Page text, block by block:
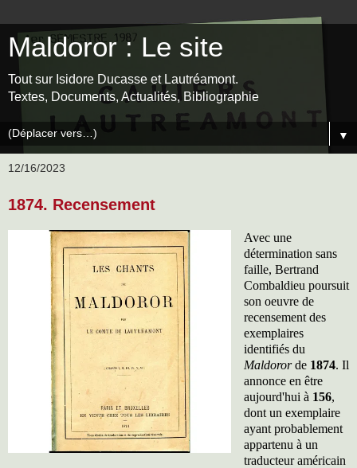
Maldoror : Le site
Tout sur Isidore Ducasse et Lautréamont.
Textes, Documents, Actualités, Bibliographie
▼
12/16/2023
1874. Recensement
Avec une
détermination sans
faille, Bertrand
Combaldieu poursuit
son oeuvre de
recensement des
exemplaires
identifiés du
Maldororde 1874. Il
annonce en être
aujourd'hui à 156,
dont un exemplaire
ayant probablement
appartenu à un
traducteur américain